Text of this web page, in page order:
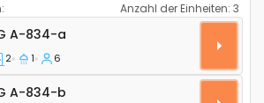
Anzahl der Einheiten: 3
Kali, Ugljan A-834-a
A-834-a
2 1 6
A-834-b
A-834-b